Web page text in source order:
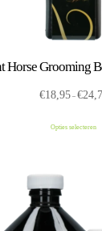
Horse Grooming
€18,95 – €
Opties selecteren